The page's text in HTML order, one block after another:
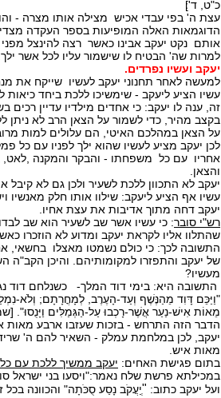
כ"ט, ד']׃
עצת ה' בפי עבדי אכיש מצילה אותו מצרה -
הדוגמאות האלה המופיעות בספר העקדה
אותם נקט יעקב אבינו כאשר רצה להינצל מפני
למרות שה' הבטיח לו שישמור עליו לכל אשר ילך.
יעקב ועשיו נפרדים.
למעשה לאחר תחנוני יעקב לעשיו שייקח את
עשיו הציע ליעקב - שימשיכו ללכת ביחד
זה, ענה לו יעקב: כי אחדים מילדיו עדיין רכים
בקצב מהיר, כדי לשמור על הצאן הרב לא ניתן
על הצאן במהלכם האיטי, הם עלולים למות
לכן יעקב מציע לעשיו שהוא ילך לפניו עם כל
אחריו עם כל משפחתו - והבקר והמקנה ,לאט,
והצאן.
יעקב לא התכוון ללכת לשעיר ולכן גם לא קיבל
עשיו אף הציע ליעקב: שילוו אותו חלק מאנשיו
יעקב דחה מתוך אדיבות את עצת אחיו.
רש"י סובר: כי עשיו אשר שב לשעיר הוא שב
שהתלוו אליו לקראת יעקב ומדוע לא הוזכרו
התשובה לכך: כי כולם נשמטו מאצלו בחשאי,
של יעקב והתפזרו למקומותיהם. והיכן הקב"ה
מעשיו?
התשובה היא: בימי דוד המלך- כשנלחם דוד
"וַיַּכֵּם דָּוִד מֵהַנֶּשֶׁף וְעַד-הָעֶרֶב, לְמָחֳרָתָם; וְלֹא-
מֵאוֹת אִישׁ-נַעַר אֲשֶׁר-רָכְבוּ עַל-הַגְּמַלִּים וַיָּנֻסוּ".
הדבר הזה התרחש - בזכות שעזבו ארבע מאות
יעקב, לכן במלחמת עמלק - השאיר להם ה'
מאות איש.
בתום פגישת האחים: יעקב ממשיך ללכת עם כל
במכילתא פרשת שלח נאמר:"ויסעו בני ישראל
ועל יעקב כתוב: "ְיַעֲקֹב נָסַע סֻכֹּתָה" והכוונה